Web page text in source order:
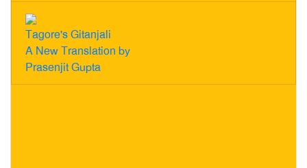
Tagore's Gitanjali
A New Translation by
Prasenjit Gupta